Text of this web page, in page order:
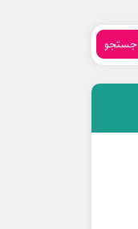
جستجو